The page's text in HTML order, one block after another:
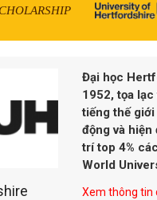
Đại học
1952, tọa
tiếng thế
động và
trí top 4%
World
Xem thông tin